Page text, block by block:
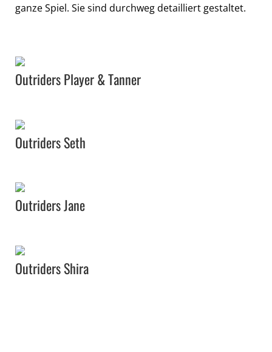
ganze Spiel. Sie sind durchweg detailliert gestaltet.
Outriders Player & Tanner
Outriders Seth
Outriders Jane
Outriders Shira